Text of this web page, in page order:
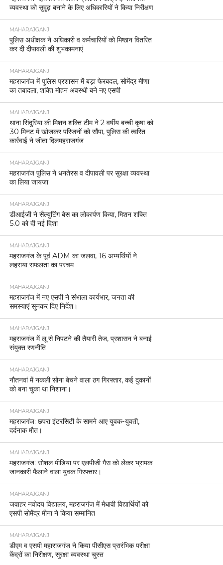
व्यवस्था को सुदृढ़ बनाने के लिए अधिकारियों ने किया निरीक्षण
MAHARAJGANJ
पुलिस अधीक्षक ने अधिकारी व कर्मचारियों को मिष्ठान वितरित
कर दी दीपावली की शुभकामनाएं
MAHARAJGANJ
महराजगंज में पुलिस प्रशासन में बड़ा फेरबदल, सोमेंद्र मीणा
का तबादला, शक्ति मोहन अवस्थी बने नए एसपी
MAHARAJGANJ
थाना सिंदुरिया की मिशन शक्ति टीम ने 2 वर्षीय बच्ची कृषा को
30 मिनट में खोजकर परिजनों को सौंपा, पुलिस की त्वरित
कार्रवाई ने जीता दिलमहराजगंज
MAHARAJGANJ
महराजगंज पुलिस ने धनतेरस व दीपावली पर सुरक्षा व्यवस्था
का लिया जायजा
MAHARAJGANJ
डीआईजी ने सैल्युटिंग बेस का लोकार्पण किया, मिशन शक्ति
5.0 को दी नई दिशा
MAHARAJGANJ
महराजगंज के पूर्व ADM का जलवा, 16 अभ्यर्थियों ने
लहराया सफलता का परचम
MAHARAJGANJ
महराजगंज में नए एसपी ने संभाला कार्यभार, जनता की
समस्याएं सुनकर दिए निर्देश।
MAHARAJGANJ
महराजगंज में लू से निपटने की तैयारी तेज, प्रशासन ने बनाई
संयुक्त रणनीति
MAHARAJGANJ
नौतनवां में नकली सोना बेचने वाला ठग गिरफ्तार, कई दुकानों
को बना चुका था निशाना।
MAHARAJGANJ
महराजगंज: छपरा इंटरसिटी के सामने आए युवक-युवती,
दर्दनाक मौत।
MAHARAJGANJ
महराजगंज: सोशल मीडिया पर एलपीजी गैस को लेकर भ्रामक
जानकारी फैलाने वाला युवक गिरफ्तार।
MAHARAJGANJ
जवाहर नवोदय विद्यालय, महराजगंज में मेधावी विद्यार्थियों को
एसपी सोमेंद्र मीना ने किया सम्मानित
MAHARAJGANJ
डीएम व एसपी महाराजगंज ने किया पीसीएस प्रारंभिक परीक्षा
केंद्रों का निरीक्षण, सुरक्षा व्यवस्था चुस्त